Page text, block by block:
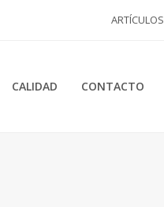
ARTÍCULOS
CALIDAD CONTACTO